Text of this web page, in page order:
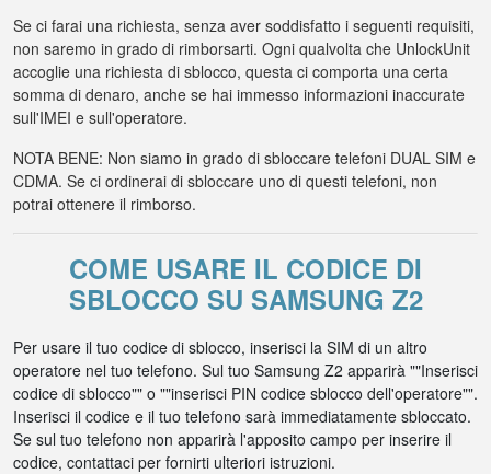
Se ci farai una richiesta, senza aver soddisfatto i seguenti requisiti,
non saremo in grado di rimborsarti. Ogni qualvolta che UnlockUnit
accoglie una richiesta di sblocco, questa ci comporta una certa
somma di denaro, anche se hai immesso informazioni inaccurate
sull'IMEI e sull'operatore.
NOTA BENE: Non siamo in grado di sbloccare telefoni DUAL SIM e
CDMA. Se ci ordinerai di sbloccare uno di questi telefoni, non
potrai ottenere il rimborso.
COME USARE IL CODICE DI
SBLOCCO SU SAMSUNG Z2
Per usare il tuo codice di sblocco, inserisci la SIM di un altro
operatore nel tuo telefono. Sul tuo Samsung Z2 apparirà ""Inserisci
codice di sblocco"" o ""inserisci PIN codice sblocco dell'operatore"".
Inserisci il codice e il tuo telefono sarà immediatamente sbloccato.
Se sul tuo telefono non apparirà l'apposito campo per inserire il
codice, contattaci per fornirti ulteriori istruzioni.